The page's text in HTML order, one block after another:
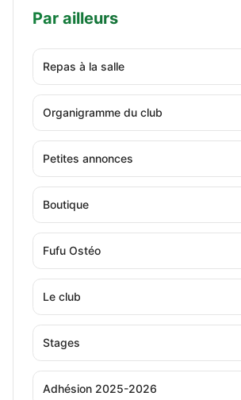
Par ailleurs
Repas à la salle
Organigramme du club
Petites annonces
Boutique
Fufu Ostéo
Le club
Stages
Adhésion 2025-2026